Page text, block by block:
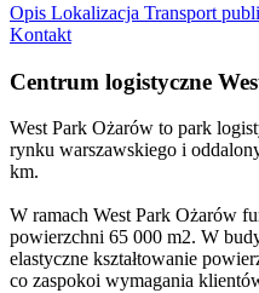
Opis Lokalizacja Transport
Kontakt
Centrum logistyczne
West Park Ożarów to park
rynku warszawskiego i
km.
W ramach West Park Ożarów
powierzchni 65 000 m2. W
elastyczne kształtowanie
co zaspokoi wymagania